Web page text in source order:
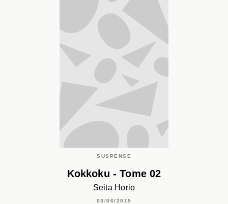
SUSPENSE
Kokkoku - Tome 02
Seita Horio
03/06/2015